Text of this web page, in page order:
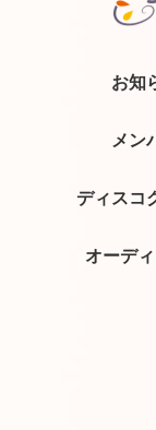
お知
メン
ディスコ
オーデ